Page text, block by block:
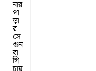
নার
পা
ড়া
র
সে
গুন
বা
গি